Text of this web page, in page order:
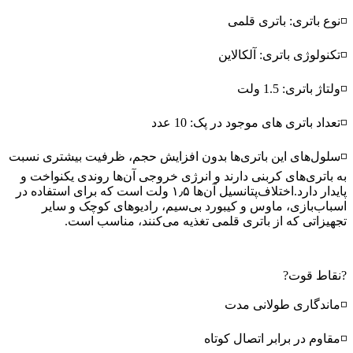
◽نوع باتری: باتری قلمی
◽تکنولوژی باتری: آلکالاین
◽ولتاژ باتری: 1.5 ولت
◽تعداد باتری های موجود در پک: 10 عدد
◽سلول‌های این باتری‌ها بدون افزایش حجم، ظرفیت بیشتری نسبت
به باتری‌های کربنی دارند و انرژی خروجی آن‌ها روندی یکنواخت و
پایدار دارد.اختلاف‌پتانسیل آن‌ها ۱٫۵ ولت است که برای استفاده در
اسباب‌بازی، ماوس و کیبورد بی‌سیم، رادیوهای کوچک و سایر
تجهیزاتی که از باتری قلمی تغذیه می‌کنند، مناسب است.
?نقاط قوت?
◽ماندگاری طولانی مدت
◽مقاوم در برابر اتصال کوتاه